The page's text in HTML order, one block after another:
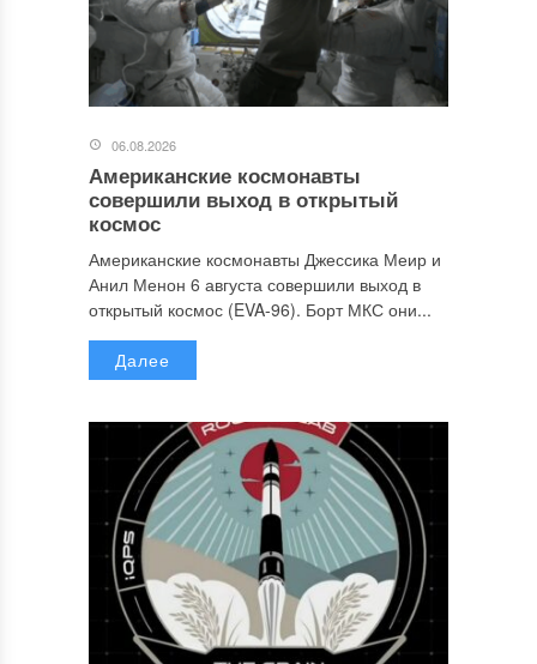
06.08.2026
Американские космонавты
совершили выход в открытый
космос
Американские космонавты Джессика Меир и
Анил Менон 6 августа совершили выход в
открытый космос (EVA-96). Борт МКС они...
Далее